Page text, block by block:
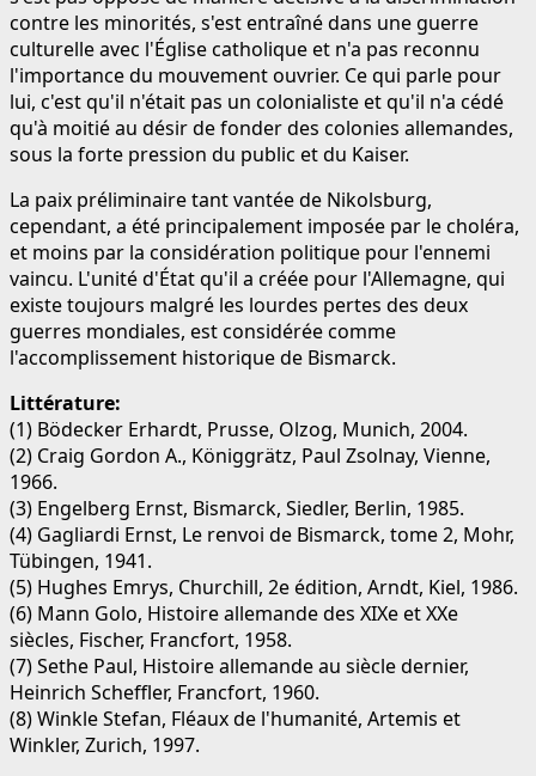
contre les minorités, s'est entraîné dans une guerre
culturelle avec l'Église catholique et n'a pas reconnu
l'importance du mouvement ouvrier. Ce qui parle pour
lui, c'est qu'il n'était pas un colonialiste et qu'il n'a cédé
qu'à moitié au désir de fonder des colonies allemandes,
sous la forte pression du public et du Kaiser.
La paix préliminaire tant vantée de Nikolsburg,
cependant, a été principalement imposée par le choléra,
et moins par la considération politique pour l'ennemi
vaincu. L'unité d'État qu'il a créée pour l'Allemagne, qui
existe toujours malgré les lourdes pertes des deux
guerres mondiales, est considérée comme
l'accomplissement historique de Bismarck.
Littérature:
(1) Bödecker Erhardt, Prusse, Olzog, Munich, 2004.
(2) Craig Gordon A., Königgrätz, Paul Zsolnay, Vienne,
1966.
(3) Engelberg Ernst, Bismarck, Siedler, Berlin, 1985.
(4) Gagliardi Ernst, Le renvoi de Bismarck, tome 2, Mohr,
Tübingen, 1941.
(5) Hughes Emrys, Churchill, 2e édition, Arndt, Kiel, 1986.
(6) Mann Golo, Histoire allemande des XIXe et XXe
siècles, Fischer, Francfort, 1958.
(7) Sethe Paul, Histoire allemande au siècle dernier,
Heinrich Scheffler, Francfort, 1960.
(8) Winkle Stefan, Fléaux de l'humanité, Artemis et
Winkler, Zurich, 1997.